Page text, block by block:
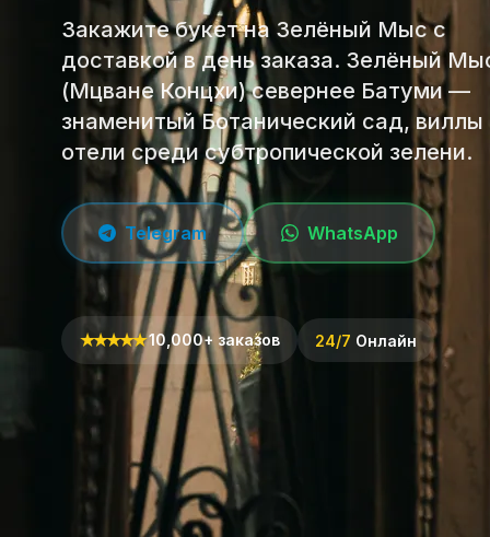
Закажите букет на Зелёный Мыс с
доставкой в день заказа. Зелёный
(Мцване Концхи) севернее Батуми —
знаменитый Ботанический сад, виллы
отели среди субтропической зелени.
Telegram WhatsApp
★★★★★10,000+ заказов 24/7 Онлайн